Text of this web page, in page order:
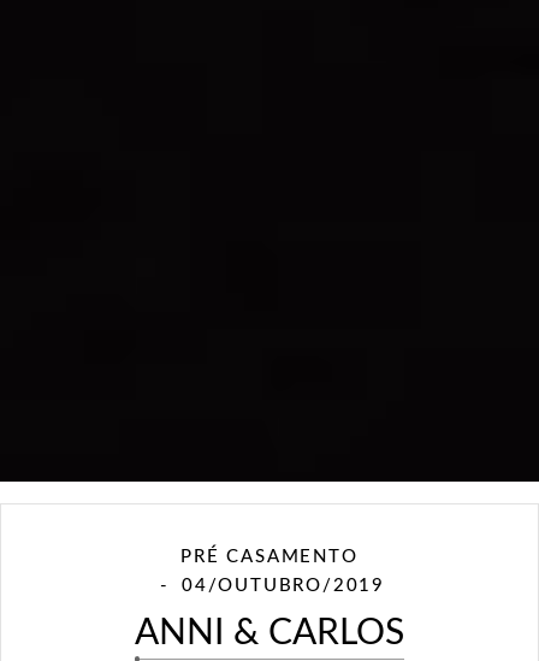
PRÉ CASAMENTO
04/OUTUBRO/2019
ANNI & CARLOS